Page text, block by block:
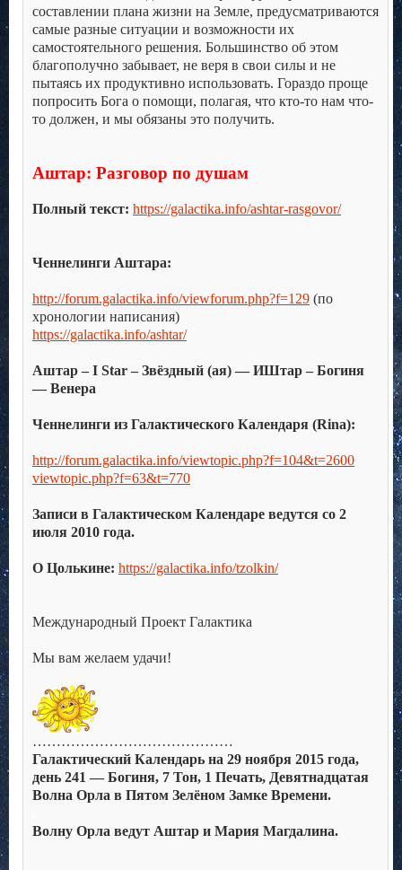
составлении плана жизни на Земле, предусматриваются
самые разные ситуации и возможности их
самостоятельного решения. Большинство об этом
благополучно забывает, не веря в свои силы и не
пытаясь их продуктивно использовать. Гораздо проще
попросить Бога о помощи, полагая, что кто-то нам что-
то должен, и мы обязаны это получить.
Аштар: Разговор по душам
Полный текст: https://galactika.info/ashtar-rasgovor/
Ченнелинги Аштара:
http://forum.galactika.info/viewforum.php?f=129 (по
хронологии написания)
https://galactika.info/ashtar/
Аштар – I Star – Звёздный (ая) — ИШтар – Богиня
— Венера
Ченнелинги из Галактического Календаря (Rina):
http://forum.galactika.info/viewtopic.php?f=104&t=2600
viewtopic.php?f=63&t=770
Записи в Галактическом Календаре ведутся со 2
июля 2010 года.
О Цолькине: https://galactika.info/tzolkin/
Международный Проект Галактика
Мы вам желаем удачи!
……………………………………
Галактический Календарь на 29 ноября 2015 года,
день 241 — Богиня, 7 Тон, 1 Печать, Девятнадцатая
Волна Орла в Пятом Зелёном Замке Времени.
Волну Орла ведут Аштар и Мария Магдалина.